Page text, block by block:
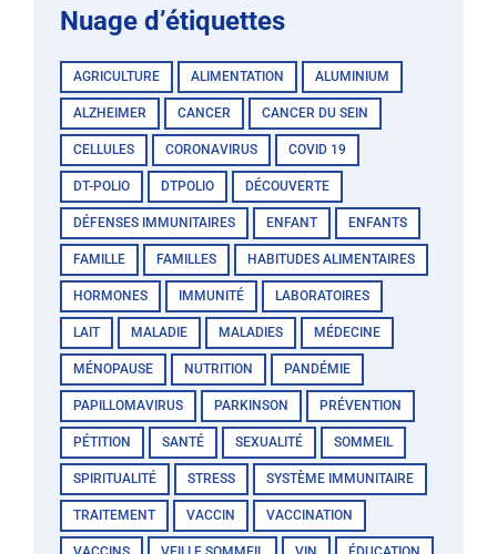
Nuage d’étiquettes
AGRICULTURE ALIMENTATION ALUMINIUM
ALZHEIMER CANCER CANCER DU SEIN
CELLULES CORONAVIRUS COVID 19
DT-POLIO DTPOLIO DÉCOUVERTE
DÉFENSES IMMUNITAIRES ENFANT ENFANTS
FAMILLE FAMILLES HABITUDES ALIMENTAIRES
HORMONES IMMUNITÉ LABORATOIRES
LAIT MALADIE MALADIES MÉDECINE
MÉNOPAUSE NUTRITION PANDÉMIE
PAPILLOMAVIRUS PARKINSON PRÉVENTION
PÉTITION SANTÉ SEXUALITÉ SOMMEIL
SPIRITUALITÉ STRESS SYSTÈME IMMUNITAIRE
TRAITEMENT VACCIN VACCINATION